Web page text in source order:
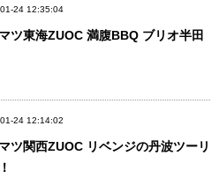
24 12:35:04
ツ東海ZUOC 満腹BBQ ブリオ半田
24 12:14:02
ツ関西ZUOC リベンジの丹波ツーリ